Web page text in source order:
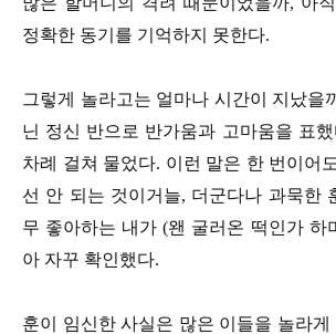
정확한 동기를 기억하지 못한다.
그렇게 놀라고는 얼마나 시간이 지났을
닌 정신 반으로 반가움과 고마움을 표
차례 걸쳐 물었다. 이런 말은 한 번이어
선 안 되는 것이거늘, 더군다나 과묵한
무 좋아하는 내가 (왠 굴러온 떡인가 하
아 자꾸 확인했다.
훈이 임신한 사실은 많은 이들을 놀라게